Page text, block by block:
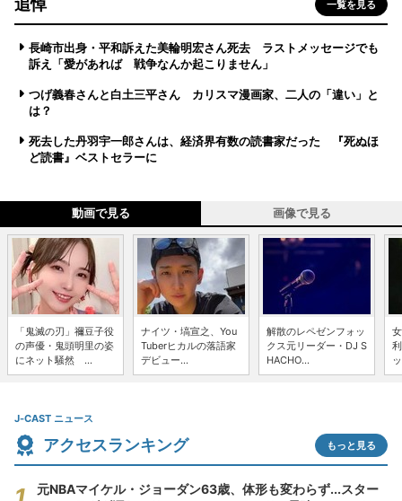
追悼 一覧を見る
長崎市出身・平和訴えた美輪明宏さん死去 ラストメッセージでも
訴え「愛があれば 戦争なんか起こりません」
つげ義春さんと白土三平さん カリスマ漫画家、二人の「違い」と
は？
死去した丹羽宇一郎さんは、経済界有数の読書家だった 『死ぬほ
ど読書』ベストセラーに
動画で見る 画像で見る
「鬼滅の刃」禰豆子役
の声優・鬼頭明里の姿
にネット騒然 ...
ナイツ・塙宣之、You
Tuberヒカルの落語家
デビュー...
解散のレペゼンフォッ
クス元リーダー・DJ S
HACHO...
J-CAST ニュース
アクセスランキング もっと見る
元NBAマイケル・ジョーダン63歳、体形も変わらず...スター